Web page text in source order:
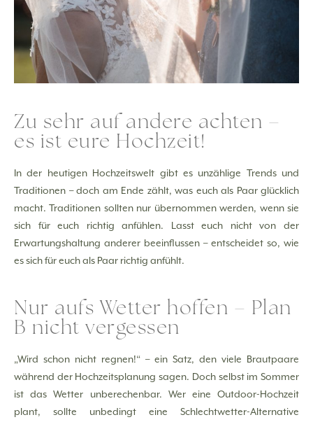
Zu sehr auf andere achten –
es ist eure Hochzeit!
In der heutigen Hochzeitswelt gibt es unzählige Trends und
Traditionen – doch am Ende zählt, was euch als Paar glücklich
macht. Traditionen sollten nur übernommen werden, wenn sie
sich für euch richtig anfühlen. Lasst euch nicht von der
Erwartungshaltung anderer beeinflussen – entscheidet so, wie
es sich für euch als Paar richtig anfühlt.
Nur aufs Wetter hoffen – Plan
B nicht vergessen
„Wird schon nicht regnen!“ – ein Satz, den viele Brautpaare
während der Hochzeitsplanung sagen. Doch selbst im Sommer
ist das Wetter unberechenbar. Wer eine Outdoor-Hochzeit
plant, sollte unbedingt eine Schlechtwetter-Alternative